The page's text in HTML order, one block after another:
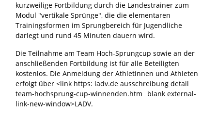
kurzweilige Fortbildung durch die Landestrainer zum
Modul "vertikale Sprünge", die die elementaren
Trainingsformen im Sprungbereich für Jugendliche
darlegt und rund 45 Minuten dauern wird.
Die Teilnahme am Team Hoch-Sprungcup sowie an der
anschließenden Fortbildung ist für alle Beteiligten
kostenlos. Die Anmeldung der Athletinnen und Athleten
erfolgt über <link https: ladv.de ausschreibung detail
team-hochsprung-cup-winnenden.htm _blank external-
link-new-window>LADV.